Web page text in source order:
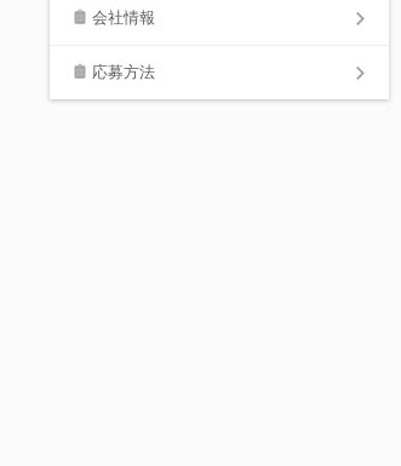
会社情報
応募方法